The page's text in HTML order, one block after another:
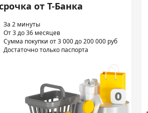
от Т-Банка
За 2 минуты
От 3 до 36 месяцев
Сумма покупки от 3 000 до 200 000 руб
Достаточно только паспорта